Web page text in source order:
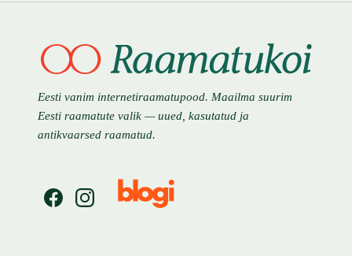
Eesti vanim internetiraamatupood. Maailma suurim
Eesti raamatute valik — uued, kasutatud ja
antikvaarsed raamatud.